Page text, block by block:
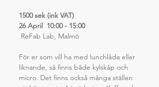
1500 sek (ink VAT)
26 April  10:00 - 15:00
ReFab Lab, Malmö
För er som vill ha med lunchlåda eller
liknande, så finns både kylskåp och
micro. Det finns också många ställen